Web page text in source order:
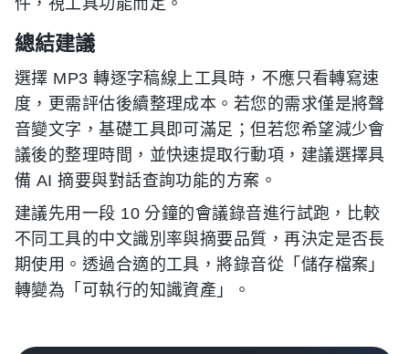
件，視工具功能而定。
總結建議
選擇 MP3 轉逐字稿線上工具時，不應只看轉寫速
度，更需評估後續整理成本。若您的需求僅是將聲
音變文字，基礎工具即可滿足；但若您希望減少會
議後的整理時間，並快速提取行動項，建議選擇具
備 AI 摘要與對話查詢功能的方案。
建議先用一段 10 分鐘的會議錄音進行試跑，比較
不同工具的中文識別率與摘要品質，再決定是否長
期使用。透過合適的工具，將錄音從「儲存檔案」
轉變為「可執行的知識資產」。